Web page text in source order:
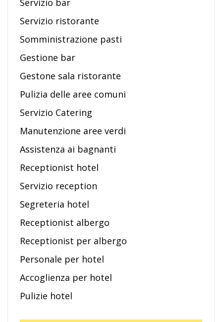
Servizio bar
Servizio ristorante
Somministrazione pasti
Gestione bar
Gestone sala ristorante
Pulizia delle aree comuni
Servizio Catering
Manutenzione aree verdi
Assistenza ai bagnanti
Receptionist hotel
Servizio reception
Segreteria hotel
Receptionist albergo
Receptionist per albergo
Personale per hotel
Accoglienza per hotel
Pulizie hotel